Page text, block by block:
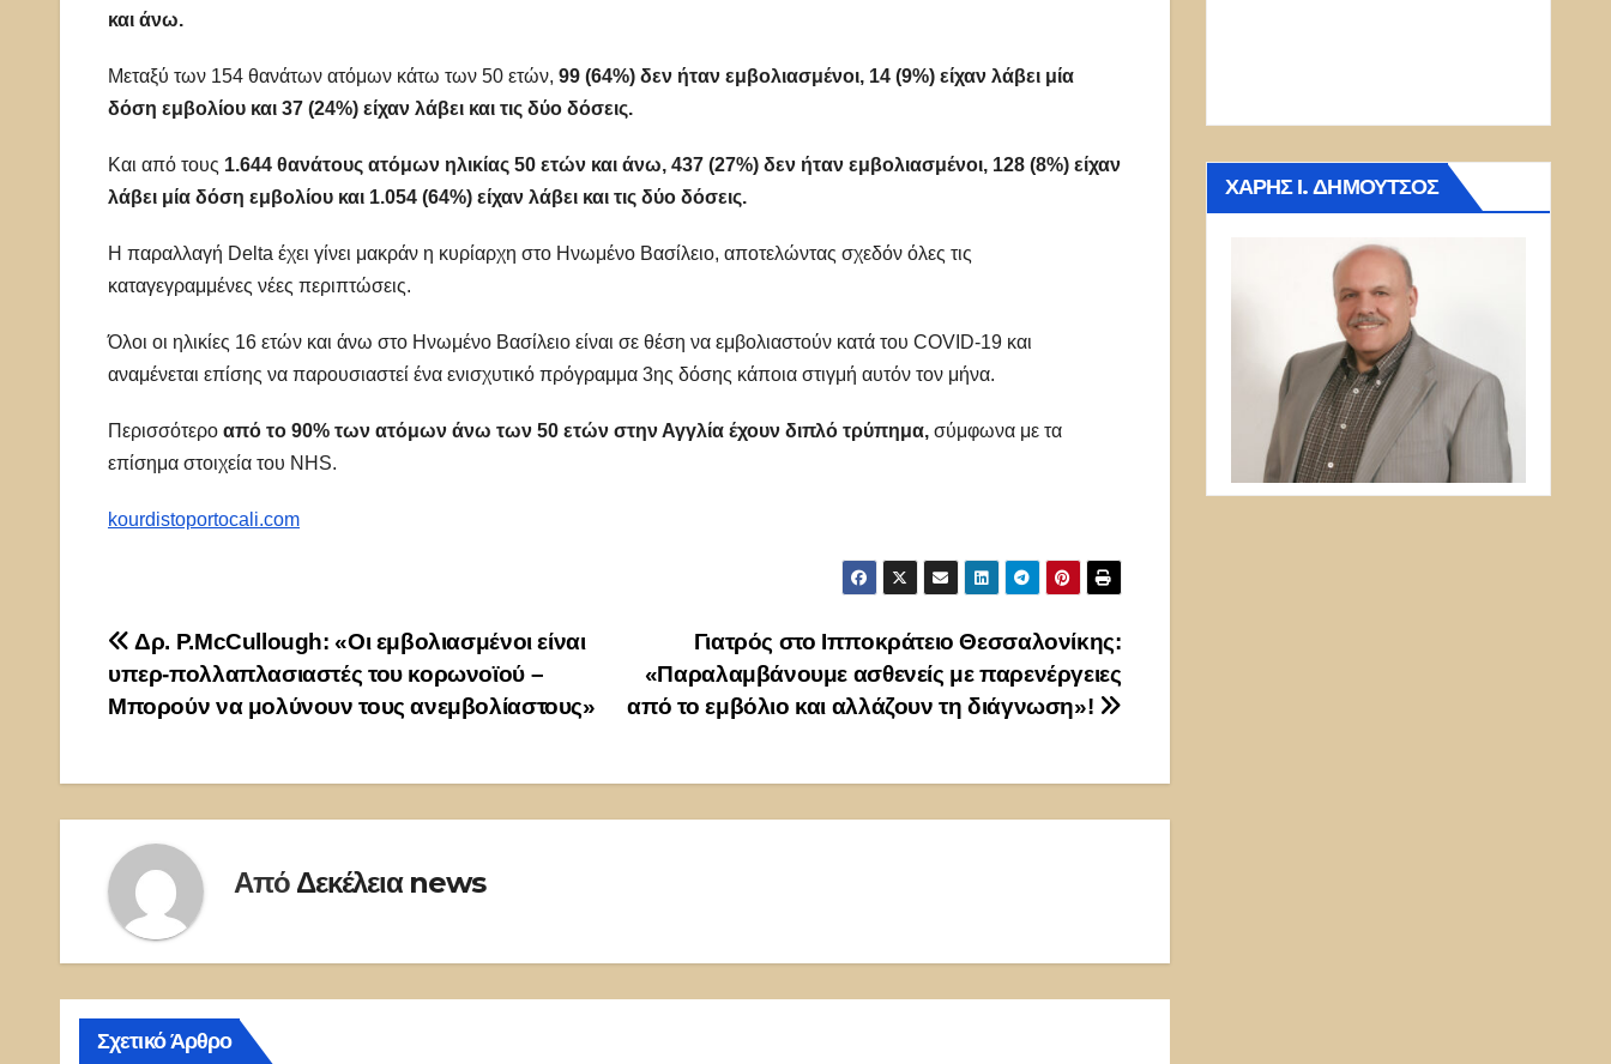
και άνω.
Μεταξύ των 154 θανάτων ατόμων κάτω των 50 ετών, 99 (64%) δεν ήταν εμβολιασμένοι, 14 (9%) είχαν λάβει μία
δόση εμβολίου και 37 (24%) είχαν λάβει και τις δύο δόσεις.
Και από τους 1.644 θανάτους ατόμων ηλικίας 50 ετών και άνω, 437 (27%) δεν ήταν εμβολιασμένοι, 128 (8%) είχαν
λάβει μία δόση εμβολίου και 1.054 (64%) είχαν λάβει και τις δύο δόσεις.
Η παραλλαγή Delta έχει γίνει μακράν η κυρίαρχη στο Ηνωμένο Βασίλειο, αποτελώντας σχεδόν όλες τις
καταγεγραμμένες νέες περιπτώσεις.
Όλοι οι ηλικίες 16 ετών και άνω στο Ηνωμένο Βασίλειο είναι σε θέση να εμβολιαστούν κατά του COVID-19 και
αναμένεται επίσης να παρουσιαστεί ένα ενισχυτικό πρόγραμμα 3ης δόσης κάποια στιγμή αυτόν τον μήνα.
Περισσότερο από το 90% των ατόμων άνω των 50 ετών στην Αγγλία έχουν διπλό τρύπημα, σύμφωνα με τα
επίσημα στοιχεία του NHS.
kourdistoportocali.com
Πλοήγηση
άρθρων
Γιατρός στο Ιπποκράτειο Θεσσαλονίκης:
«Παραλαμβάνουμε ασθενείς με παρενέργειες
από το εμβόλιο και αλλάζουν τη διάγνωση»!
Δρ. P.McCullough: «Οι εμβολιασμένοι είναι
υπερ-πολλαπλασιαστές του κορωνοϊού –
Μπορούν να μολύνουν τους ανεμβολίαστους»
Από Δεκέλεια news
Σχετικό Άρθρο
ΧΆΡΗΣ Ι. ΔΗΜΟΎΤΣΟΣ